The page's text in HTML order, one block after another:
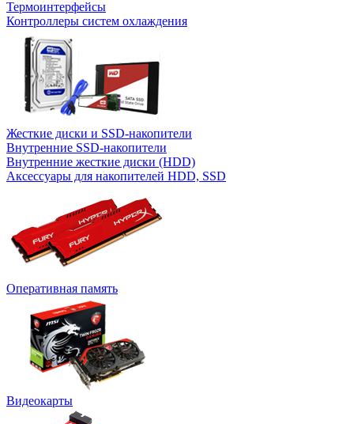
Термоинтерфейсы
Контроллеры систем охлаждения
Жесткие диски и SSD-накопители
Внутренние SSD-накопители
Внутренние жесткие диски (HDD)
Аксессуары для накопителей HDD, SSD
Оперативная память
Видеокарты